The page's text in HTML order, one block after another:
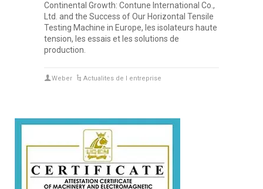
Continental Growth: Contune International Co.,
Ltd. and the Success of Our Horizontal Tensile
Testing Machine in Europe, les isolateurs haute
tension, les essais et les solutions de
production.
Weber Actualites de l entreprise